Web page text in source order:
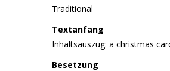
Traditional
Textanfang
Inhaltsauszug: a christmas
Besetzung